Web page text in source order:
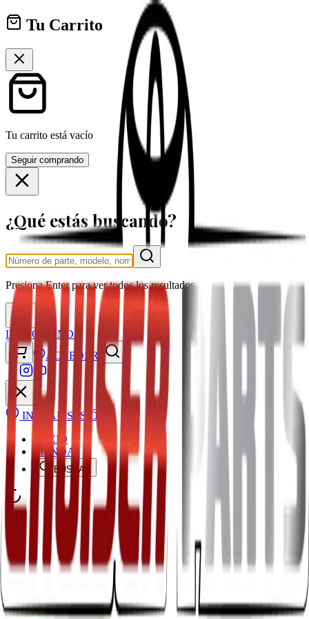
Tu Carrito
Tu carrito está vacío
Seguir comprando
¿Qué estás buscando?
PresionaEnterpara ver todos los resultados
INICIO
TIENDA
ACCEDER
INICIAR SESIÓN
INICIO
TIENDA
BUSCAR